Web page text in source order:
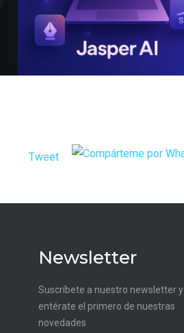
Tweet
Newsletter
Suscríbete a nuestro newsletter y
entérate el primero de nuestras
novedades